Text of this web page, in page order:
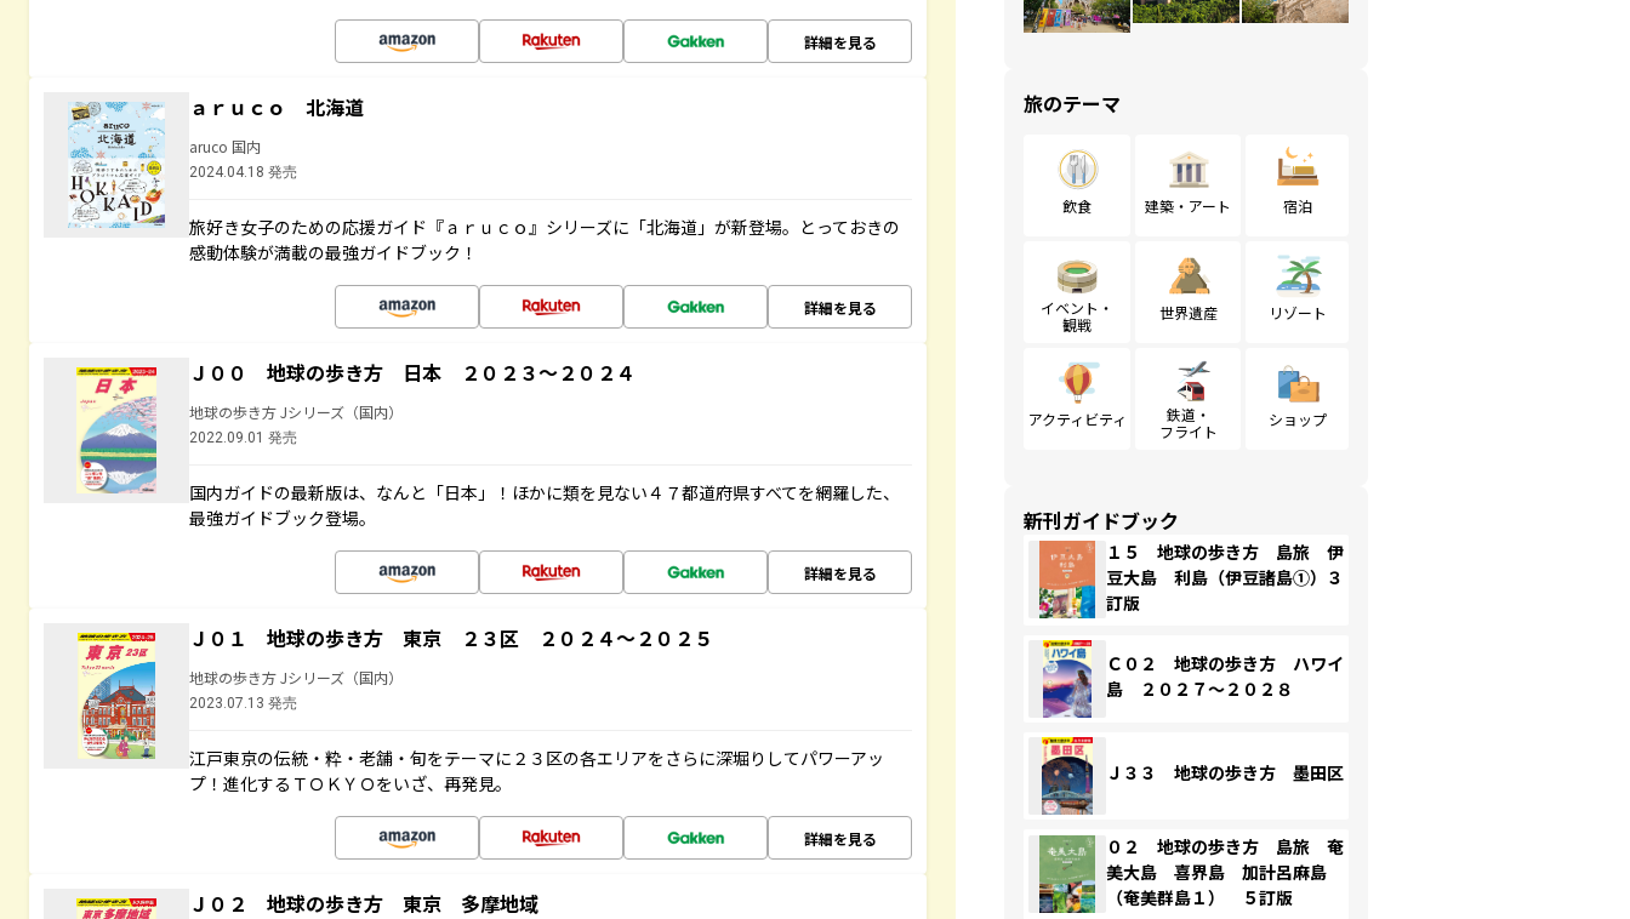
詳細を見る
ａｒｕｃｏ 北海道
aruco 国内
2024.04.18 発売
旅好き女子のための応援ガイド『ａｒｕｃｏ』シリーズに「北海道」が新登場。とっておきの
感動体験が満載の最強ガイドブック！
詳細を見る
Ｊ００ 地球の歩き方 日本 ２０２３～２０２４
地球の歩き方 Jシリーズ（国内）
2022.09.01 発売
国内ガイドの最新版は、なんと「日本」！ほかに類を見ない４７都道府県すべてを網羅した、
最強ガイドブック登場。
詳細を見る
Ｊ０１ 地球の歩き方 東京 ２３区 ２０２４～２０２５
地球の歩き方 Jシリーズ（国内）
2023.07.13 発売
江戸東京の伝統・粋・老舗・旬をテーマに２３区の各エリアをさらに深堀りしてパワーアッ
プ！進化するＴＯＫＹＯをいざ、再発見。
詳細を見る
Ｊ０２ 地球の歩き方 東京 多摩地域
旅のテーマ
飲食 建築・アート 宿泊
イベント・
観戦
世界遺産 リゾート
アクティビティ
鉄道・
フライト
ショップ
新刊ガイドブック
１５ 地球の歩き方 島旅 伊
豆大島 利島（伊豆諸島①）３
訂版
Ｃ０２ 地球の歩き方 ハワイ
島 ２０２７～２０２８
Ｊ３３ 地球の歩き方 墨田区
０２ 地球の歩き方 島旅 奄
美大島 喜界島 加計呂麻島
（奄美群島１） ５訂版